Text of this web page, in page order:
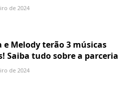
de 2024
Melody terão 3 músicas
Saiba tudo sobre a parceria
de 2024